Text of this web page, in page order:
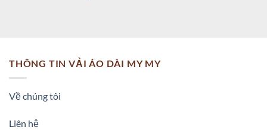
THÔNG TIN VẢI ÁO DÀI MY MY
Về chúng tôi
Liên hệ